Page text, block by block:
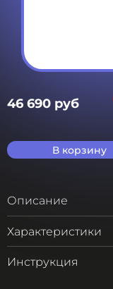
46 690 руб
В корзину
Описание
Характеристики
Инструкция